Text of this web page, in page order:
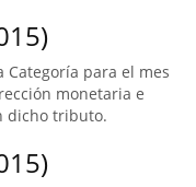
Categoría para el mes
monetaria e
dicho tributo.